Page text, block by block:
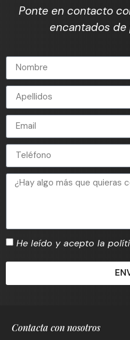
Ponte en contacto
encantados
He leído y acepto la
Contacta con nosotros